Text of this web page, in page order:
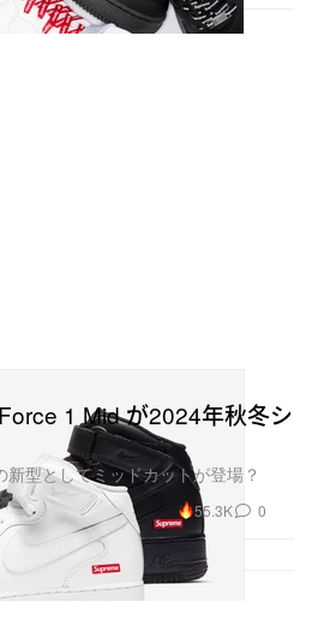
1 Mid が2024年秋冬シ
型としてミッドカットが登場？
55.3K 0